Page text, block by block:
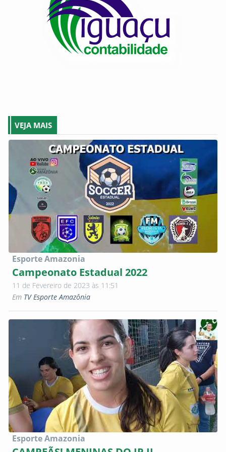
VEJA MAIS
Esporte Amazonia
Campeonato Estadual 2022
11 de Fevereiro de 2023 às 11:51
Em TV Esporte Amazônia
Esporte Amazonia